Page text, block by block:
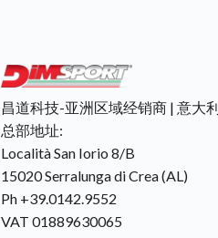
昌道科技-亚洲区域经销商 | 意大
总部地址:
Località San Iorio 8/B
15020 Serralunga di Crea (AL)
Ph +39.0142.9552
VAT 01889630065